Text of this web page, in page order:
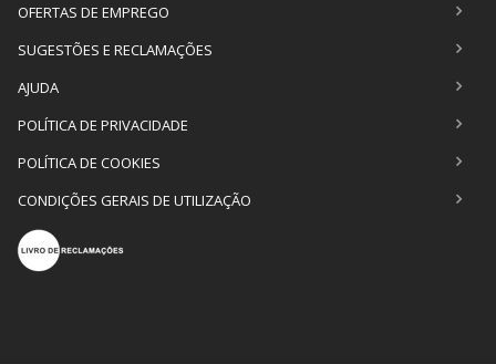
OFERTAS DE EMPREGO
SUGESTÕES E RECLAMAÇÕES
AJUDA
POLÍTICA DE PRIVACIDADE
POLÍTICA DE COOKIES
CONDIÇÕES GERAIS DE UTILIZAÇÃO